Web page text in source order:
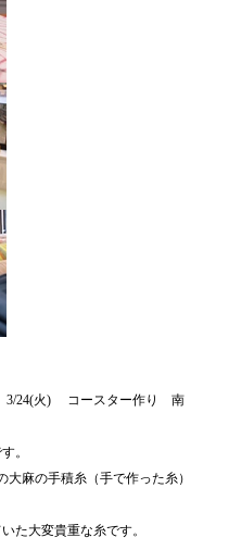
3/24(火) コースター作り 南
。
麻の手積糸（手で作った糸）
た大変貴重な糸です。